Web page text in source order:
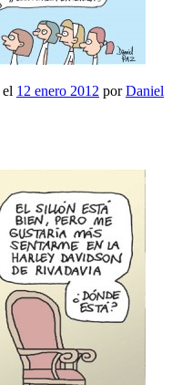
el 12 enero 2012 porDaniel